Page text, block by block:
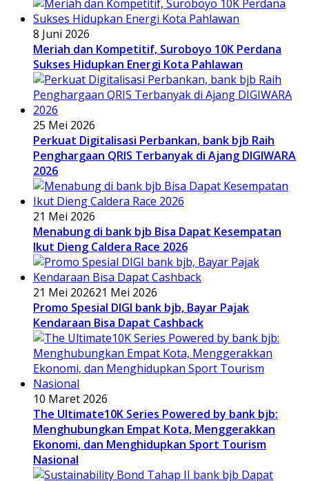
8 Juni 2026
Meriah dan Kompetitif, Suroboyo 10K Perdana
Sukses Hidupkan Energi Kota Pahlawan
25 Mei 2026
Perkuat Digitalisasi Perbankan, bank bjb Raih
Penghargaan QRIS Terbanyak di Ajang DIGIWARA
2026
21 Mei 2026
Menabung di bank bjb Bisa Dapat Kesempatan
Ikut Dieng Caldera Race 2026
21 Mei 202621 Mei 2026
Promo Spesial DIGI bank bjb, Bayar Pajak
Kendaraan Bisa Dapat Cashback
10 Maret 2026
The Ultimate10K Series Powered by bank bjb:
Menghubungkan Empat Kota, Menggerakkan
Ekonomi, dan Menghidupkan Sport Tourism
Nasional